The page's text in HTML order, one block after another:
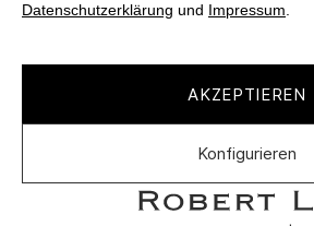
Datenschutzerklärung und Impressum.
AKZEPTIEREN
Konfigurieren